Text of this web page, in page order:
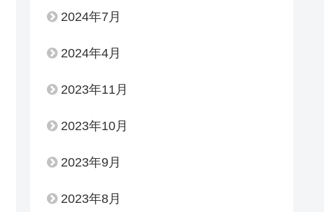
2024年7月
2024年4月
2023年11月
2023年10月
2023年9月
2023年8月